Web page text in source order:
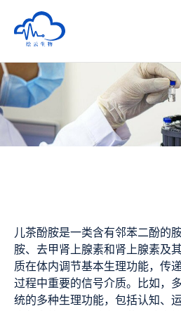
深圳市绘云生物科技有限公司
儿茶酚胺是一类含有邻苯二酚的
胺、去甲肾上腺素和肾上腺素及
质在体内调节基本生理功能，传
过程中重要的信号介质。比如，
统的多种生理功能，包括认知、